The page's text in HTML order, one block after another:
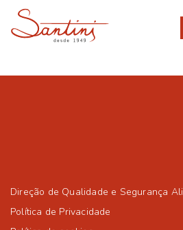
Direção de Qualidade e Segurança
Política de Privacidade